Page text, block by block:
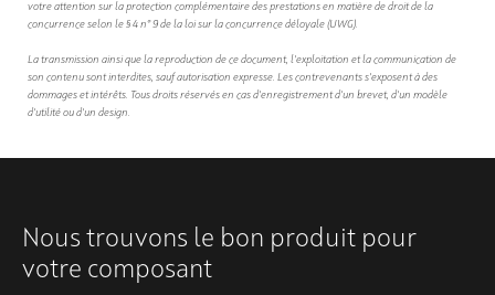
votre attention sur la protection complémentaire des prestations en matière de droit de la
concurrence selon le § 4 n° 9 de la loi sur la concurrence déloyale (UWG).
La transmission ainsi que la reproduction de ce document, l'exploitation et la communication de
son contenu sont interdites, sauf autorisation expresse. Les contrevenants s'exposent à des
dommages et intérêts. Tous droits réservés en cas d'enregistrement d'un brevet, d'un modèle
d'utilité ou d'un design.
Nous trouvons le bon produit pour
votre composant